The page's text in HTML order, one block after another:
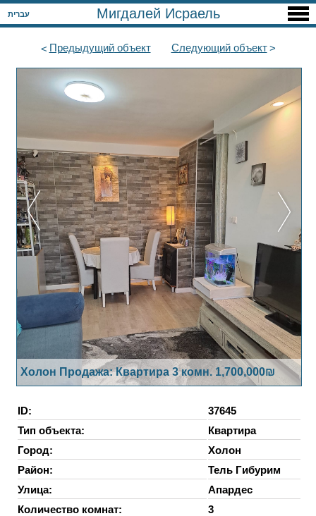
עברית Мигдалей Исраель
Предыдущийобъект Следующийобъект
Холон Продажа: Квартира 3 комн. 1,700,000₪
ID:
37645
Тип объекта:
Квартира
Город:
Холон
Район:
Тель Гибурим
Улица:
Апардес
Количество комнат:
3